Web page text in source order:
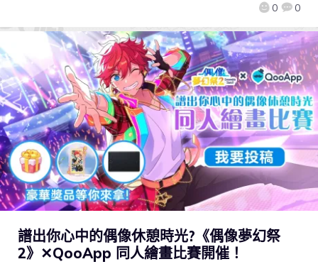
0 0
譜出你心中的偶像休憩時光?《偶像夢幻祭
2》✕QooApp 同人繪畫比賽開催！